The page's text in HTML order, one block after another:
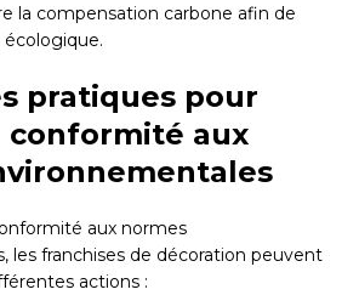
la compensation carbone afin de
pratiques pour
conformité aux
aux normes
les franchises de décoration peuvent
actions :